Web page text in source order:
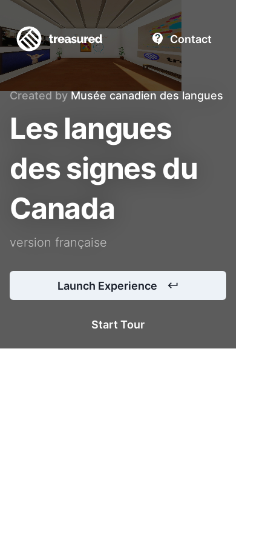
Contact
Created by Musée canadien des langues
Les langues
des signes du
Canada
version française
Launch Experience
Start Tour